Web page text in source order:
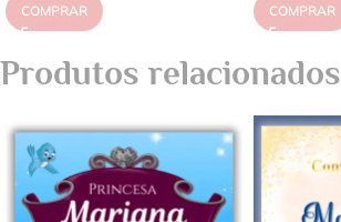
COMPRAR COMPRAR
Produtos relacionados